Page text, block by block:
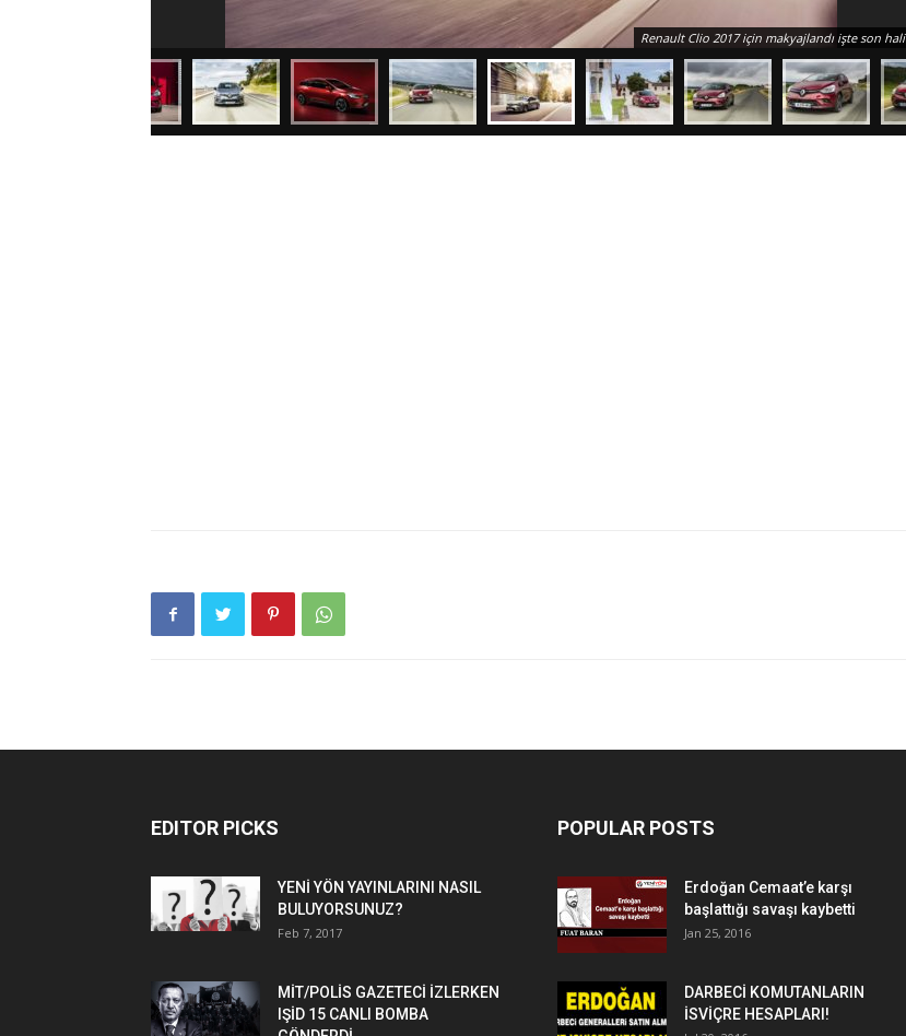
Renault Clio 2017 için makyajlandı işte son hali
EDITOR PICKS
YENİ YÖN YAYINLARINI NASIL
BULUYORSUNUZ?
Feb 7, 2017
MİT/POLİS GAZETECİ İZLERKEN
IŞİD 15 CANLI BOMBA
POPULAR POSTS
Erdoğan Cemaat’e karşı
başlattığı savaşı kaybetti
Jan 25, 2016
DARBECİ KOMUTANLARIN
İSVİÇRE HESAPLARI!